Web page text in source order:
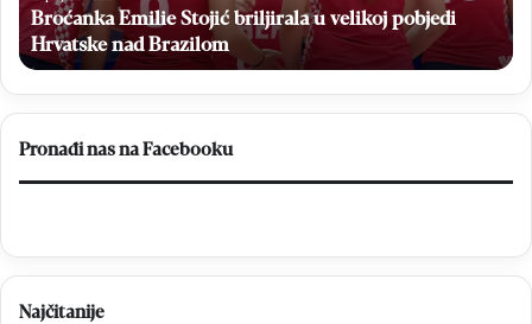
nad
Brazilom
Broćanka Emilie Stojić briljirala u velikoj pobjedi
Hrvatske nad Brazilom
Pronađi nas na Facebooku
Najčitanije